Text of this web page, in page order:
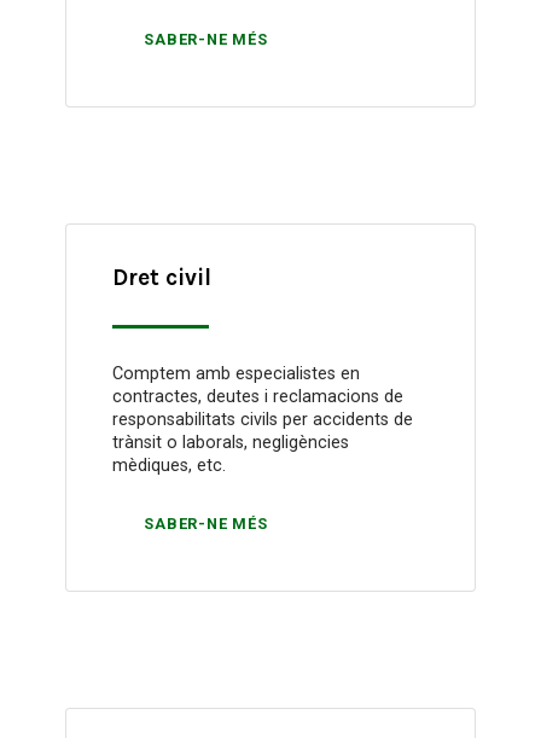
SABER-NE MÉS
Dret civil
Comptem amb especialistes en
contractes, deutes i reclamacions de
responsabilitats civils per accidents de
trànsit o laborals, negligències
mèdiques, etc.
SABER-NE MÉS